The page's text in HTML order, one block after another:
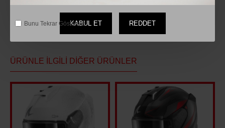
KABUL ET REDDET
Bunu Tekrar Gösterme.
ÜRÜNLE İLGILI DIĞER ÜRÜNLER